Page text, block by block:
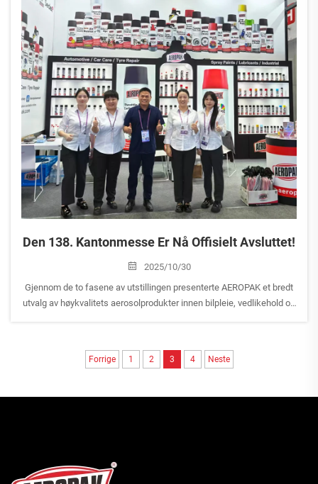
Den 138. Kantonmesse Er Nå Offisielt Avsluttet!
2025/10/30
Gjennom de to fasene av utstillingen presenterte AEROPAK et bredt
utvalg av høykvalitets aerosolprodukter innen bilpleie, vedlikehold og
Forrige 1 2 3 4 Neste